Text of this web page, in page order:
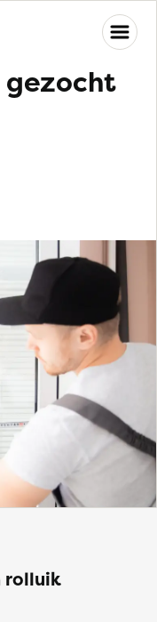
gezocht
rolluik